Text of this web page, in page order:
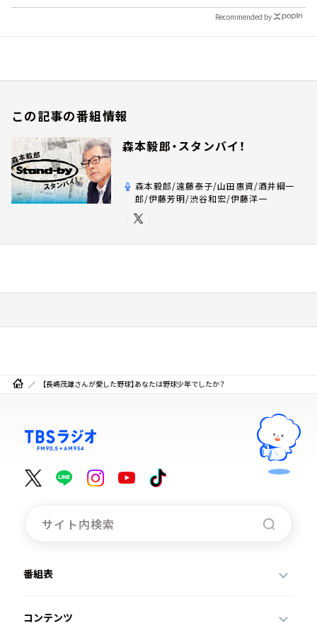
Recommended by
この記事の番組情報
森本毅郎・スタンバイ！
森本毅郎/遠藤泰子/山田惠資/酒井綱一
郎/伊藤芳明/渋谷和宏/伊藤洋一
【長嶋茂雄さんが愛した野球】あなたは野球少年でしたか？
番組表
コンテンツ